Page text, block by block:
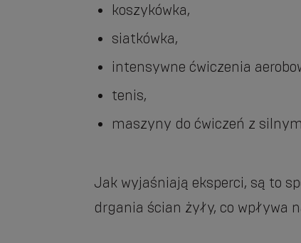
koszykówka,
siatkówka,
intensywne ćwiczenia
tenis,
maszyny do ćwiczeń z
Jak wyjaśniają eksperci, są to
drgania ścian żyły, co wpływa